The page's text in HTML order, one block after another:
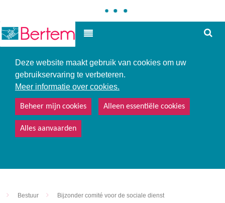
Deze website maakt gebruik van cookies om uw
gebruikservaring te verbeteren.
Meer informatie over cookies.
Beheer mijn cookies Alleen essentiële cookies
Alles aanvaarden
Bestuur Bijzonder comité voor de sociale dienst